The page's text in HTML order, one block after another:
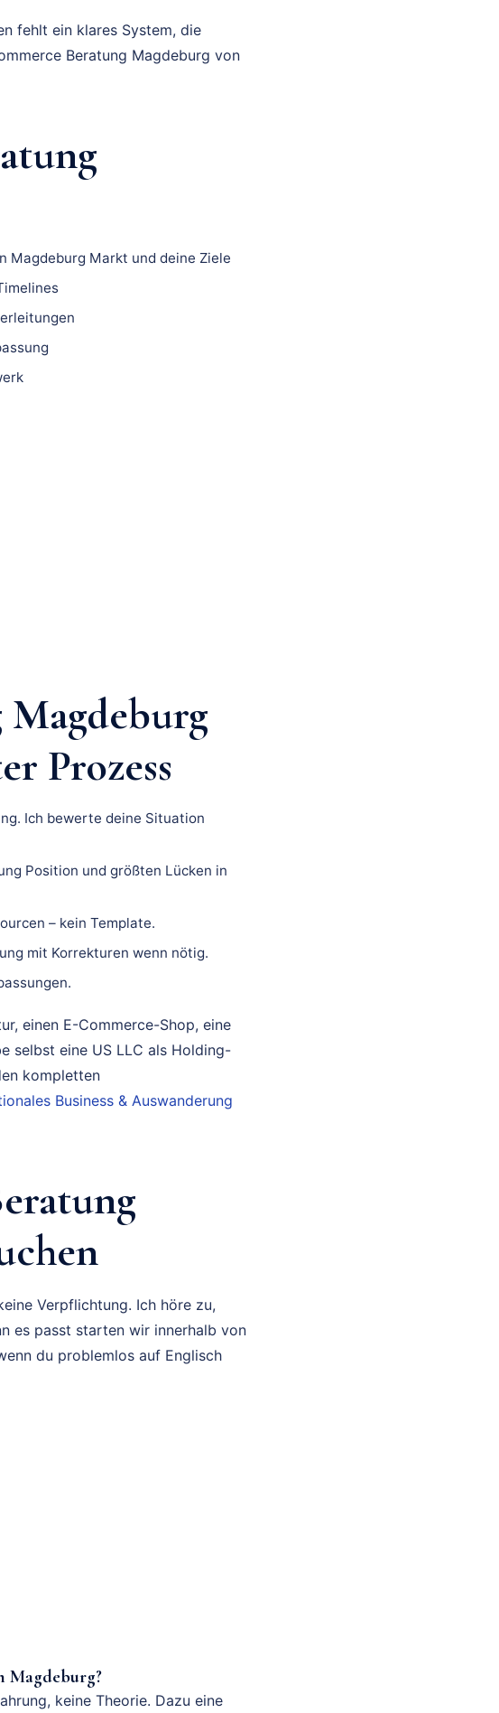
fehlt ein klares System, die
Beratung Magdeburg von
Magdeburg Markt und deine Ziele
Prozess
Ich bewerte deine Situation
Position und größten Lücken in
– kein Template.
mit Korrekturen wenn nötig.
einen E-Commerce-Shop, eine
selbst eine US LLC als Holding-
kompletten
Business & Auswanderung
Verpflichtung. Ich höre zu,
es passt starten wir innerhalb von
du problemlos auf Englisch
Magdeburg?
keine Theorie. Dazu eine